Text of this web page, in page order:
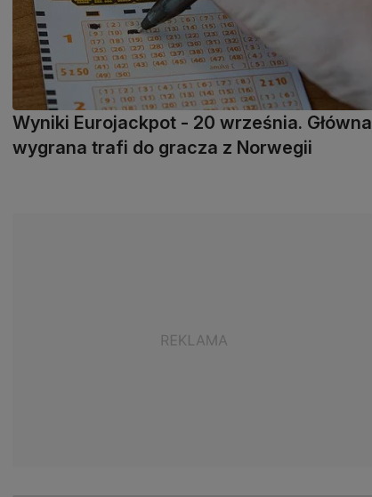
Wyniki Eurojackpot - 20 września. Główna
wygrana trafi do gracza z Norwegii